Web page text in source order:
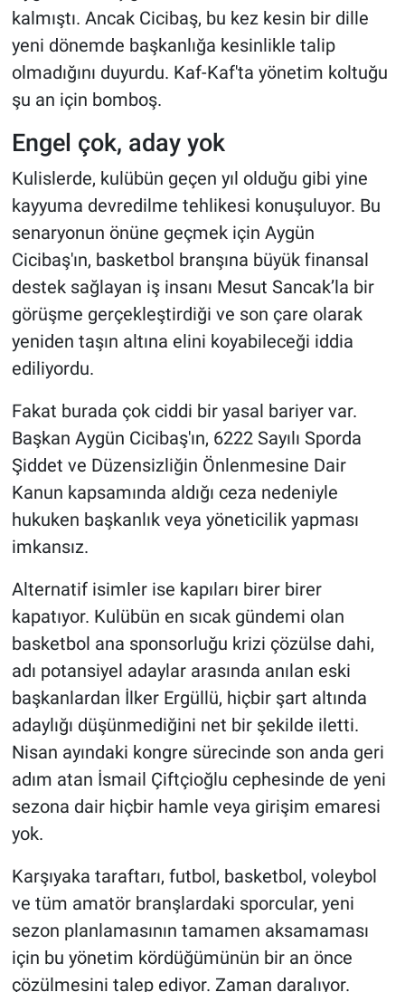
kalmıştı. Ancak Cicibaş, bu kez kesin bir dille
yeni dönemde başkanlığa kesinlikle talip
olmadığını duyurdu. Kaf-Kaf'ta yönetim koltuğu
şu an için bomboş.
Engel çok, aday yok
Kulislerde, kulübün geçen yıl olduğu gibi yine
kayyuma devredilme tehlikesi konuşuluyor. Bu
senaryonun önüne geçmek için Aygün
Cicibaş'ın, basketbol branşına büyük finansal
destek sağlayan iş insanı Mesut Sancak’la bir
görüşme gerçekleştirdiği ve son çare olarak
yeniden taşın altına elini koyabileceği iddia
ediliyordu.
Fakat burada çok ciddi bir yasal bariyer var.
Başkan Aygün Cicibaş'ın, 6222 Sayılı Sporda
Şiddet ve Düzensizliğin Önlenmesine Dair
Kanun kapsamında aldığı ceza nedeniyle
hukuken başkanlık veya yöneticilik yapması
imkansız.
Alternatif isimler ise kapıları birer birer
kapatıyor. Kulübün en sıcak gündemi olan
basketbol ana sponsorluğu krizi çözülse dahi,
adı potansiyel adaylar arasında anılan eski
başkanlardan İlker Ergüllü, hiçbir şart altında
adaylığı düşünmediğini net bir şekilde iletti.
Nisan ayındaki kongre sürecinde son anda geri
adım atan İsmail Çiftçioğlu cephesinde de yeni
sezona dair hiçbir hamle veya girişim emaresi
yok.
Karşıyaka taraftarı, futbol, basketbol, voleybol
ve tüm amatör branşlardaki sporcular, yeni
sezon planlamasının tamamen aksamaması
için bu yönetim kördüğümünün bir an önce
çözülmesini talep ediyor. Zaman daralıyor.